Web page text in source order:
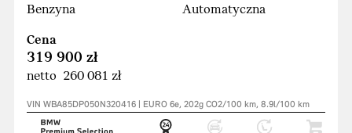
Benzyna
Automatyczna
Cena
319 900 zł
netto 260 081 zł
VIN WBA85DP050N320416 | EURO 6e, 202g CO2/100 km, 8.9l/100 km